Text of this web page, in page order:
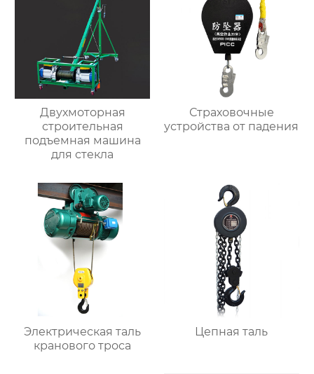
Двухмоторная
строительная
подъемная машина
для стекла
Страховочные
устройства от падения
Электрическая таль
кранового троса
Цепная таль